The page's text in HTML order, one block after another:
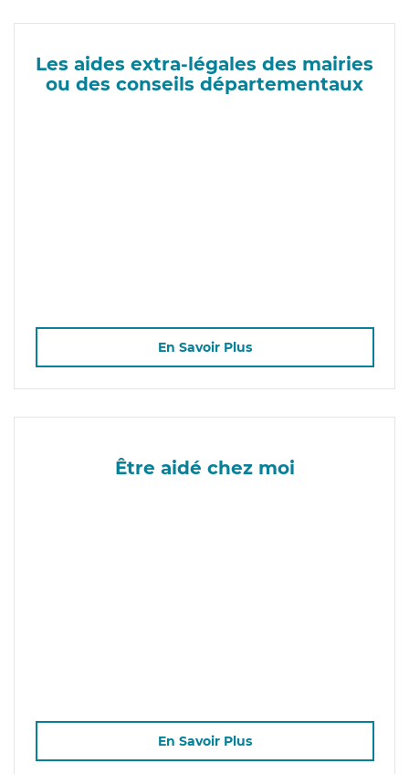
Les aides extra-légales des mairies
ou des conseils départementaux
En Savoir Plus
Être aidé chez moi
En Savoir Plus